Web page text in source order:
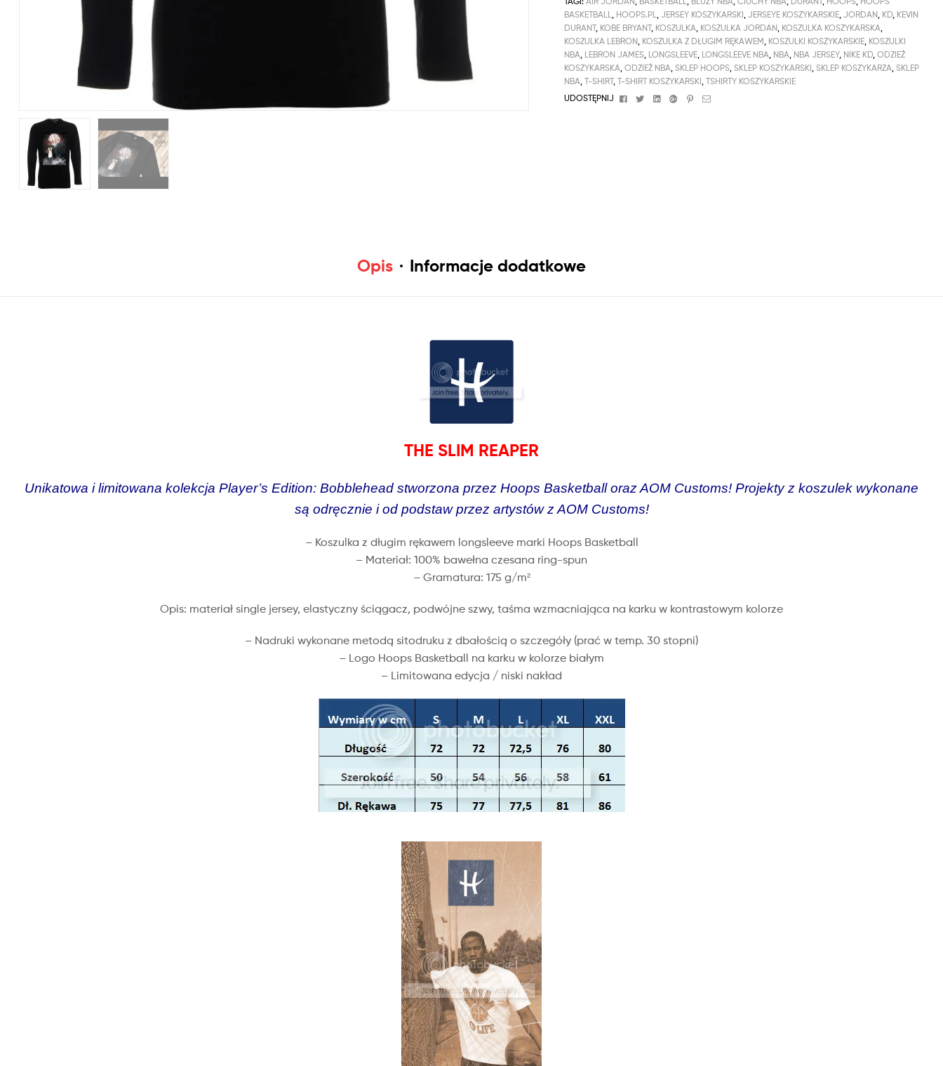
BASKETBALL, HOOPS.PL,JERSEY KOSZYKARSKI,JERSEYE KOSZYKARSKIE,JORDAN, KD, KEVIN
DURANT, KOBE BRYANT, KOSZULKA, KOSZULKA JORDAN, KOSZULKA KOSZYKARSKA,
KOSZULKA LEBRON, KOSZULKA Z DŁUGIM RĘKAWEM, KOSZULKI KOSZYKARSKIE, KOSZULKI
NBA, LEBRON JAMES, LONGSLEEVE, LONGSLEEVE NBA, NBA, NBA JERSEY, NIKE KD,ODZIEŻ
KOSZYKARSKA,ODZIEŻ NBA,SKLEP HOOPS,SKLEP KOSZYKARSKI,SKLEP KOSZYKARZA,SKLEP
NBA,T-SHIRT,T-SHIRT KOSZYKARSKI,TSHIRTY KOSZYKARSKIE
UDOSTĘPNIJ
FacebookTwitterLinkedinGoogle+Pinterest
Email
Opis Informacje dodatkowe
THE SLIM REAPER
Unikatowa i limitowana kolekcja Player’s Edition: Bobblehead stworzona przez Hoops Basketball oraz AOM Customs! Projekty z koszulek wykonane
są odręcznie i od podstaw przez artystów z AOM Customs!
– Koszulka z długim rękawem longsleeve marki Hoops Basketball
– Materiał: 100% bawełna czesana ring-spun
– Gramatura: 175 g/m²
Opis: materiał single jersey, elastyczny ściągacz, podwójne szwy, taśma wzmacniająca na karku w kontrastowym kolorze
– Nadruki wykonane metodą sitodruku z dbałością o szczegóły (prać w temp. 30 stopni)
– Logo Hoops Basketball na karku w kolorze białym
– Limitowana edycja / niski nakład